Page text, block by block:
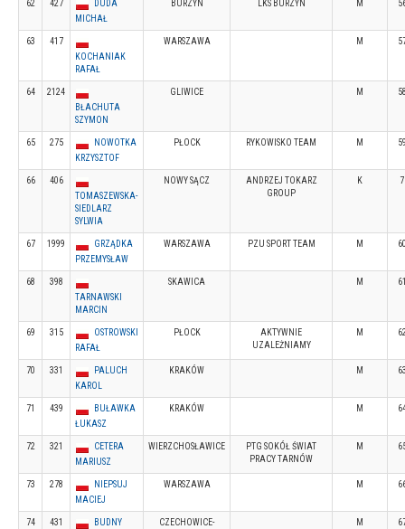
62 427
DUDA
MICHAŁ
BURZYN LKS BURZYN M
63
417
KOCHANIAK
RAFAŁ
WARSZAWA M
64
2124
BŁACHUTA
SZYMON
GLIWICE M
65 275
NOWOTKA
KRZYSZTOF
PŁOCK RYKOWISKO TEAM M
66
406
TOMASZEWSKA-
SIEDLARZ
SYLWIA
NOWY SĄCZ
ANDRZEJ TOKARZ
GROUP
K 7
67 1999
GRZĄDKA
PRZEMYSŁAW
WARSZAWA PZU SPORT TEAM M
68
398
TARNAWSKI
MARCIN
SKAWICA M
69 315
OSTROWSKI
RAFAŁ
PŁOCK
AKTYWNIE
UZALEŻNIAMY
M
70 331
PALUCH
KAROL
KRAKÓW M
71 439
BUŁAWKA
ŁUKASZ
KRAKÓW M
72 321
CETERA
MARIUSZ
WIERZCHOSŁAWICE
PTG SOKÓŁ ŚWIAT
PRACY TARNÓW
M
73 278
NIEPSUJ
MACIEJ
WARSZAWA M
74 431
BUDNY
CZECHOWICE-
M